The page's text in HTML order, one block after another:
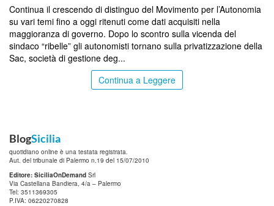
Continua il crescendo di distinguo del Movimento per l’Autonomia
su vari temi fino a oggi ritenuti come dati acquisiti nella
maggioranza di governo. Dopo lo scontro sulla vicenda del
sindaco “ribelle” gli autonomisti tornano sulla privatizzazione della
Sac, società di gestione deg...
Continua a Leggere
BlogSicilia
quotidiano online è una testata registrata.
Aut. del tribunale di Palermo n.19 del 15/07/2010
Editore: SiciliaOnDemand Srl
Via Castellana Bandiera, 4/a – Palermo
Tel: 3511369305
P.IVA: 06220270828